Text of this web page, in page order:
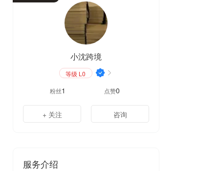
小沈跨境
等级 L0
粉丝1 点赞0
+ 关注 咨询
服务介绍